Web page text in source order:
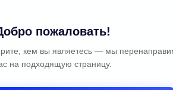
пожаловать!
кем вы являетесь — мы
на подходящую страницу.